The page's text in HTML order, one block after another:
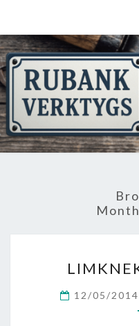
content
12/05/2014